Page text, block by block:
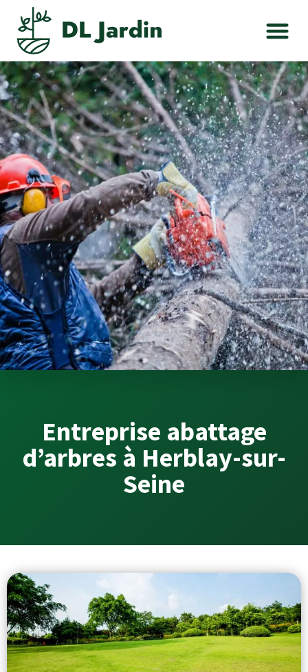
Entreprise abattage
d’arbres à Herblay-sur-
Seine